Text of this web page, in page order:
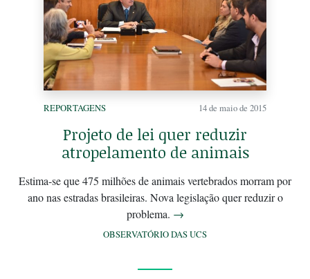
REPORTAGENS 14 de maio de 2015
Projeto de lei quer reduzir
atropelamento de animais
Estima-se que 475 milhões de animais vertebrados morram por
ano nas estradas brasileiras. Nova legislação quer reduzir o
problema. →
OBSERVATÓRIO DAS UCS